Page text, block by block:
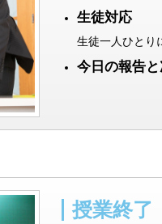
生徒対応
生徒一人ひとり
今日の報告
授業